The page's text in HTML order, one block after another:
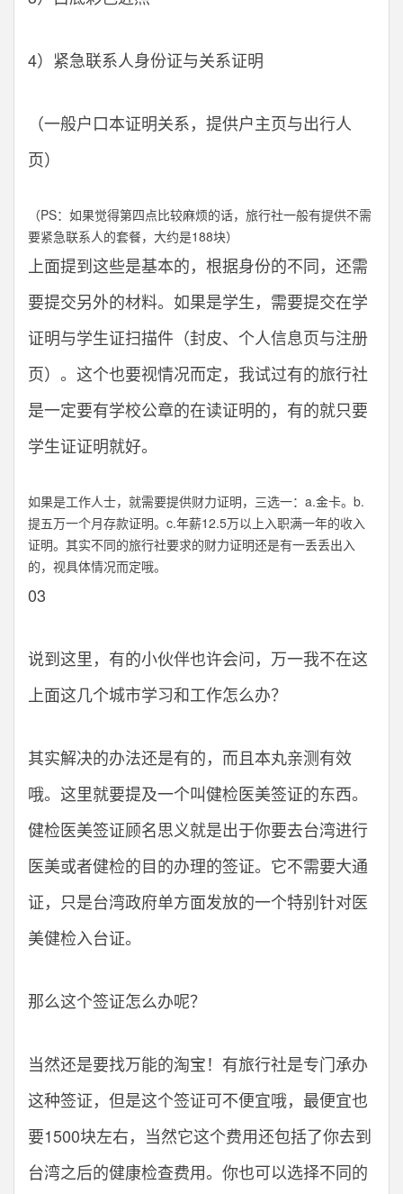
4）紧急联系人身份证与关系证明
（一般户口本证明关系，提供户主页与出行人
页）
（PS：如果觉得第四点比较麻烦的话，旅行社一般有提供不需
要紧急联系人的套餐，大约是188块）
上面提到这些是基本的，根据身份的不同，还需
要提交另外的材料。如果是学生，需要提交在学
证明与学生证扫描件（封皮、个人信息页与注册
页）。这个也要视情况而定，我试过有的旅行社
是一定要有学校公章的在读证明的，有的就只要
学生证证明就好。
如果是工作人士，就需要提供财力证明，三选一：a.金卡。b.
提五万一个月存款证明。c.年薪12.5万以上入职满一年的收入
证明。其实不同的旅行社要求的财力证明还是有一丢丢出入
的，视具体情况而定哦。
03
说到这里，有的小伙伴也许会问，万一我不在这
上面这几个城市学习和工作怎么办？
其实解决的办法还是有的，而且本丸亲测有效
哦。这里就要提及一个叫健检医美签证的东西。
健检医美签证顾名思义就是出于你要去台湾进行
医美或者健检的目的办理的签证。它不需要大通
证，只是台湾政府单方面发放的一个特别针对医
美健检入台证。
那么这个签证怎么办呢？
当然还是要找万能的淘宝！有旅行社是专门承办
这种签证，但是这个签证可不便宜哦，最便宜也
要1500块左右，当然它这个费用还包括了你去到
台湾之后的健康检查费用。你也可以选择不同的